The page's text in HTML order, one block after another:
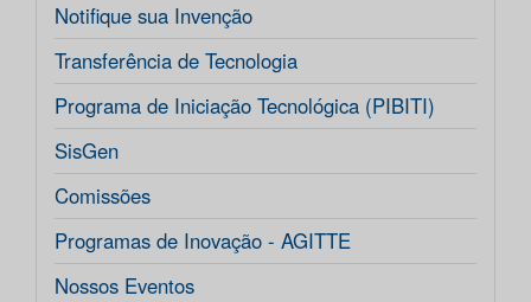
Notifique sua Invenção
Transferência de Tecnologia
Programa de Iniciação Tecnológica (PIBITI)
SisGen
Comissões
Programas de Inovação - AGITTE
Nossos Eventos